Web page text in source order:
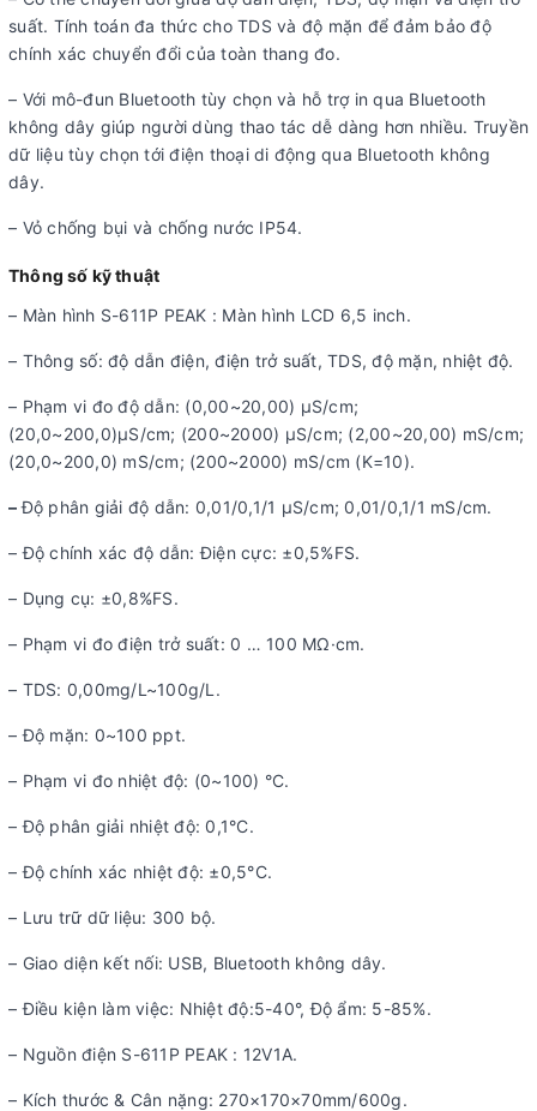
suất. Tính toán đa thức cho TDS và độ mặn để đảm bảo độ
chính xác chuyển đổi của toàn thang đo.
– Với mô-đun Bluetooth tùy chọn và hỗ trợ in qua Bluetooth
không dây giúp người dùng thao tác dễ dàng hơn nhiều. Truyền
dữ liệu tùy chọn tới điện thoại di động qua Bluetooth không
dây.
– Vỏ chống bụi và chống nước IP54.
Thông số kỹ thuật
– Màn hình S-611P PEAK : Màn hình LCD 6,5 inch.
– Thông số: độ dẫn điện, điện trở suất, TDS, độ mặn, nhiệt độ.
– Phạm vi đo độ dẫn: (0,00~20,00) μS/cm;
(20,0~200,0)μS/cm; (200~2000) µS/cm; (2,00~20,00) mS/cm;
(20,0~200,0) mS/cm; (200~2000) mS/cm (K=10).
–Độ phân giải độ dẫn: 0,01/0,1/1 μS/cm; 0,01/0,1/1 mS/cm.
– Độ chính xác độ dẫn: Điện cực: ±0,5%FS.
– Dụng cụ: ±0,8%FS.
– Phạm vi đo điện trở suất: 0 … 100 MΩ·cm.
– TDS: 0,00mg/L~100g/L.
– Độ mặn: 0~100 ppt.
– Phạm vi đo nhiệt độ: (0~100) °C.
– Độ phân giải nhiệt độ: 0,1°C.
– Độ chính xác nhiệt độ: ±0,5°C.
– Lưu trữ dữ liệu: 300 bộ.
– Giao diện kết nối: USB, Bluetooth không dây.
– Điều kiện làm việc: Nhiệt độ:5-40°, Độ ẩm: 5-85%.
– Nguồn điện S-611P PEAK : 12V1A.
– Kích thước & Cân nặng: 270×170×70mm/600g.